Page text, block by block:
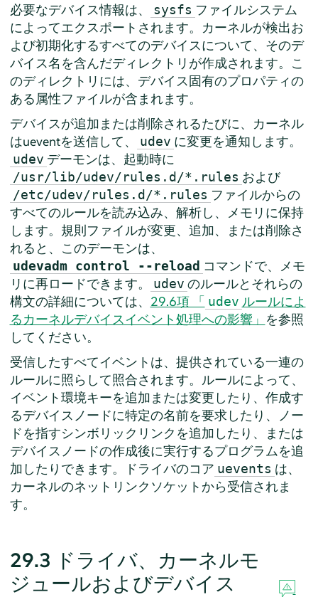
必要なデバイス情報は、 sysfs ファイルシステム
によってエクスポートされます。カーネルが検出お
よび初期化するすべてのデバイスについて、そのデ
バイス名を含んだディレクトリが作成されます。こ
のディレクトリには、デバイス固有のプロパティの
ある属性ファイルが含まれます。
デバイスが追加または削除されるたびに、カーネル
はueventを送信して、
udev に変更を通知します。
udev デーモンは、起動時に
/usr/lib/udev/rules.d/*.rules および
/etc/udev/rules.d/*.rules ファイルからの
すべてのルールを読み込み、解析し、メモリに保持
します。規則ファイルが変更、追加、または削除さ
れると、このデーモンは、
udevadm control --reload コマンドで、メモ
リに再ロードできます。
udev のルールとそれらの
構文の詳細については、 29.6項 「 udev ルールによ
るカーネルデバイスイベント処理への影響」 を参照
してください。
受信したすべてイベントは、提供されている一連の
ルールに照らして照合されます。ルールによって、
イベント環境キーを追加または変更したり、作成す
るデバイスノードに特定の名前を要求したり、ノー
ドを指すシンボリックリンクを追加したり、または
デバイスノードの作成後に実行するプログラムを追
加したりできます。ドライバのコア uevents は、
カーネルのネットリンクソケットから受信されま
す。
29.3 ドライバ、カーネルモ
ジュールおよびデバイス